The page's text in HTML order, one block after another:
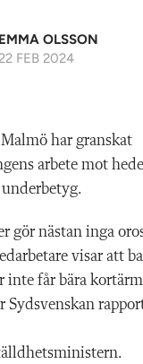
EMMA OLSSON
FEB 2024
har granskat
arbete mot
gör nästan inga
visar att
får bära
Sydsvenskan